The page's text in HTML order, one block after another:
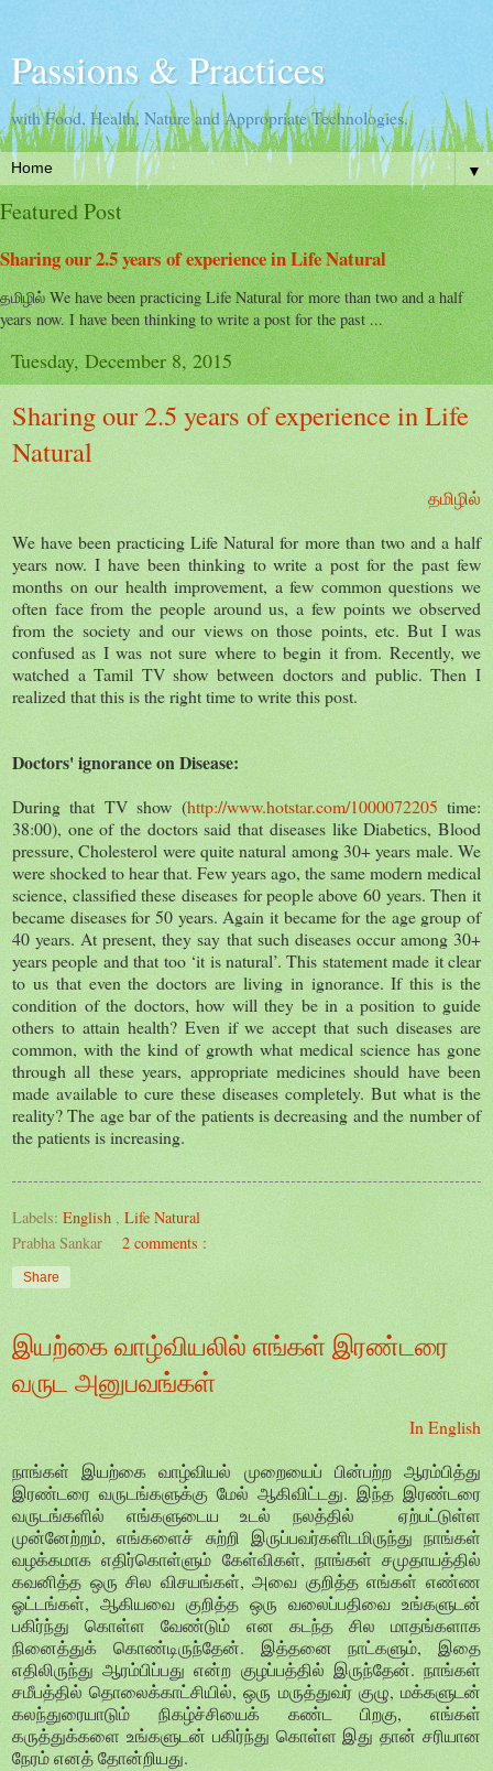
Passions & Practices
with Food, Health, Nature and Appropriate Technologies.
▼
Featured Post
Sharing our 2.5 years of experience in Life Natural
தமிழில் We have been practicing Life Natural for more than two and a half
years now. I have been thinking to write a post for the past ...
Tuesday, December 8, 2015
Sharing our 2.5 years of experience in Life
Natural
தமிழில்
We have been practicing Life Natural for more than two and a half
years now. I have been thinking to write a post for the past few
months on our health improvement, a few common questions we
often face from the people around us, a few points we observed
from the society and our views on those points, etc. But I was
confused as I was not sure where to begin it from. Recently, we
watched a Tamil TV show between doctors and public. Then I
realized that this is the right time to write this post.
Doctors' ignorance on Disease:
During that TV show (http://www.hotstar.com/1000072205 time:
38:00), one of the doctors said that diseases like Diabetics, Blood
pressure, Cholesterol were quite natural among 30+ years male. We
were shocked to hear that. Few years ago, the same modern medical
science, classified these diseases for people above 60 years. Then it
became diseases for 50 years. Again it became for the age group of
40 years. At present, they say that such diseases occur among 30+
years people and that too ‘it is natural’. This statement made it clear
to us that even the doctors are living in ignorance. If this is the
condition of the doctors, how will they be in a position to guide
others to attain health? Even if we accept that such diseases are
common, with the kind of growth what medical science has gone
through all these years, appropriate medicines should have been
made available to cure these diseases completely. But what is the
reality? The age bar of the patients is decreasing and the number of
the patients is increasing.
Labels: English , Life Natural
Prabha Sankar
2 comments :
Share
இயற்கை வாழ்வியலில் எங்கள் இரண்டரை
வருட அனுபவங்கள்
In English
நாங்கள் இயற்கை வாழ்வியல் முறையைப் பின்பற்ற ஆரம்பித்து
இரண்டரை வருடங்களுக்கு மேல் ஆகிவிட்டது. இந்த இரண்டரை
வருடங்களில் எங்களுடைய உடல் நலத்தில் ஏற்பட்டுள்ள
முன்னேற்றம், எங்களைச் சுற்றி இருப்பவர்களிடமிருந்து நாங்கள்
வழக்கமாக எதிர்கொள்ளும் கேள்விகள், நாங்கள் சமுதாயத்தில்
கவனித்த ஒரு சில விசயங்கள், அவை குறித்த எங்கள் எண்ண
ஓட்டங்கள், ஆகியவை குறித்த ஒரு வலைப்பதிவை உங்களுடன்
பகிர்ந்து கொள்ள வேண்டும் என கடந்த சில மாதங்களாக
நினைத்துக் கொண்டிருந்தேன். இத்தனை நாட்களும், இதை
எதிலிருந்து ஆரம்பிப்பது என்ற குழப்பத்தில் இருந்தேன். நாங்கள்
சமீபத்தில் தொலைக்காட்சியில், ஒரு மருத்துவர் குழு, மக்களுடன்
கலந்துரையாடும் நிகழ்ச்சியைக் கண்ட பிறகு, எங்கள்
கருத்துக்களை உங்களுடன் பகிர்ந்து கொள்ள இது தான் சரியான
நேரம் எனத் தோன்றியது.